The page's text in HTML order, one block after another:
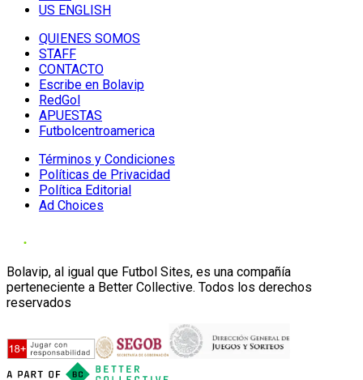
US ENGLISH
QUIENES SOMOS
STAFF
CONTACTO
Escribe en Bolavip
RedGol
APUESTAS
Futbolcentroamerica
Términos y Condiciones
Políticas de Privacidad
Política Editorial
Ad Choices
Bolavip, al igual que Futbol Sites, es una compañía
perteneciente a Better Collective. Todos los derechos
reservados